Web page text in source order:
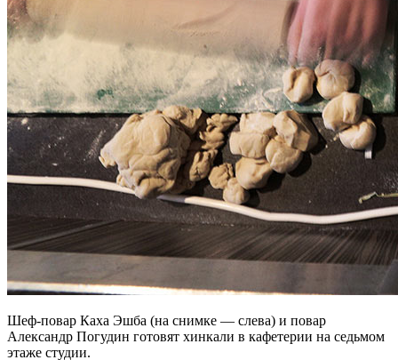
Шеф-повар Каха Эшба (на снимке — слева) и повар
Александр Погудин готовят хинкали в кафетерии на седьмом
этаже студии.